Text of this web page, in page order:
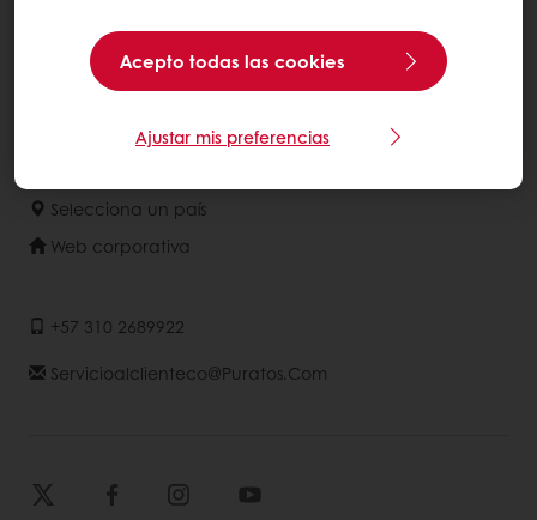
Acepto todas las cookies
Ajustar mis preferencias
Acerca de Puratos
NOTICIAS
Base de conocimientos
Selecciona un país
Web corporativa
+57 310 2689922
Servicioalclienteco@puratos.com